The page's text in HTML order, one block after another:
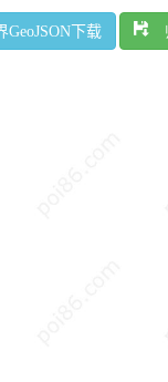
下载